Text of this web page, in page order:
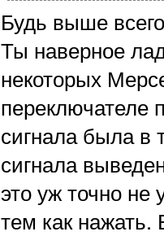
Будь выше
Ты наверное
некоторых
переключателе
сигнала была в
сигнала
это уж точно не
тем как нажать.